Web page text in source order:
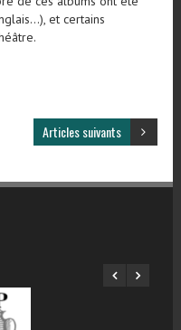
et certains
Articles suivants